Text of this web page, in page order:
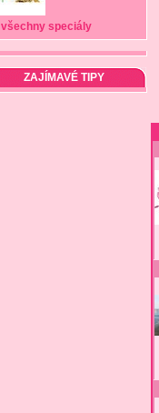
všechny speciály
ZAJÍMAVÉ TIPY